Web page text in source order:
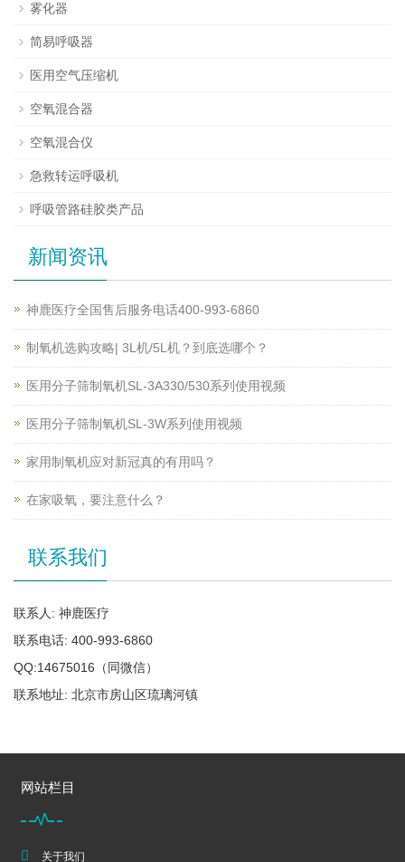
雾化器
简易呼吸器
医用空气压缩机
空氧混合器
空氧混合仪
急救转运呼吸机
呼吸管路硅胶类产品
新闻资讯
神鹿医疗全国售后服务电话400-993-6860
制氧机选购攻略| 3L机/5L机？到底选哪个？
医用分子筛制氧机SL-3A330/530系列使用视频
医用分子筛制氧机SL-3W系列使用视频
家用制氧机应对新冠真的有用吗？
在家吸氧，要注意什么？
联系我们
联系人: 神鹿医疗
联系电话: 400-993-6860
QQ:14675016（同微信）
联系地址: 北京市房山区琉璃河镇
网站栏目
关于我们